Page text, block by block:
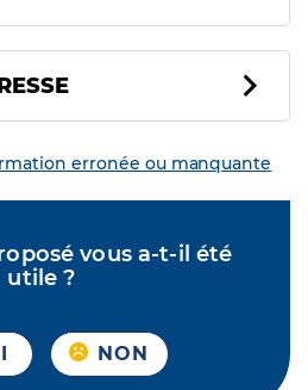
erronée ou manquante
vous a-t-il été
utile ?
NON